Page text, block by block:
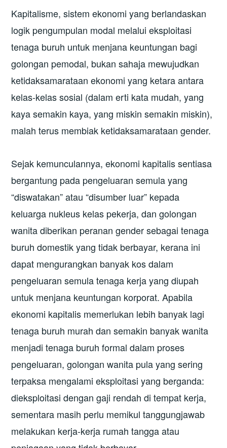
Kapitalisme, sistem ekonomi yang berlandaskan
logik pengumpulan modal melalui eksploitasi
tenaga buruh untuk menjana keuntungan bagi
golongan pemodal, bukan sahaja mewujudkan
ketidaksamarataan ekonomi yang ketara antara
kelas-kelas sosial (dalam erti kata mudah, yang
kaya semakin kaya, yang miskin semakin miskin),
malah terus membiak ketidaksamarataan gender.
Sejak kemunculannya, ekonomi kapitalis sentiasa
bergantung pada pengeluaran semula yang
“diswatakan” atau “disumber luar” kepada
keluarga nukleus kelas pekerja, dan golongan
wanita diberikan peranan gender sebagai tenaga
buruh domestik yang tidak berbayar, kerana ini
dapat mengurangkan banyak kos dalam
pengeluaran semula tenaga kerja yang diupah
untuk menjana keuntungan korporat. Apabila
ekonomi kapitalis memerlukan lebih banyak lagi
tenaga buruh murah dan semakin banyak wanita
menjadi tenaga buruh formal dalam proses
pengeluaran, golongan wanita pula yang sering
terpaksa mengalami eksploitasi yang berganda:
dieksploitasi dengan gaji rendah di tempat kerja,
sementara masih perlu memikul tanggungjawab
melakukan kerja-kerja rumah tangga atau